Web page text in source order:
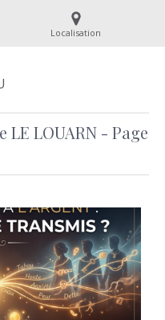
Localisation
LOUARN - Page